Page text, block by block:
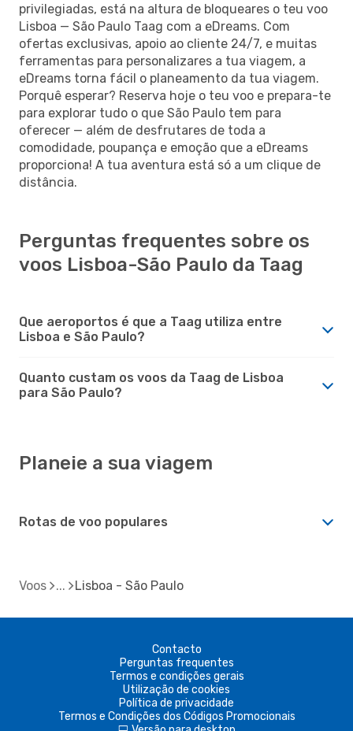
privilegiadas, está na altura de bloqueares o teu voo
Lisboa — São Paulo Taag com a eDreams. Com
ofertas exclusivas, apoio ao cliente 24/7, e muitas
ferramentas para personalizares a tua viagem, a
eDreams torna fácil o planeamento da tua viagem.
Porquê esperar? Reserva hoje o teu voo e prepara-te
para explorar tudo o que São Paulo tem para
oferecer — além de desfrutares de toda a
comodidade, poupança e emoção que a eDreams
proporciona! A tua aventura está só a um clique de
distância.
Perguntas frequentes sobre os
voos Lisboa-São Paulo da Taag
Que aeroportos é que a Taag utiliza entre
Lisboa e São Paulo?
Quanto custam os voos da Taag de Lisboa
para São Paulo?
Planeie a sua viagem
Rotas de voo populares
Voos Lisboa - São Paulo
Contacto
Perguntas frequentes
Termos e condições gerais
Utilização de cookies
Política de privacidade
Termos e Condições dos Códigos Promocionais